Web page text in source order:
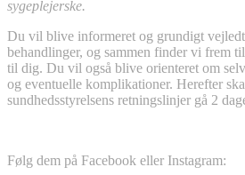
sygeplejerske.
Du vil blive informeret og grundigt
behandlinger, og sammen finder vi frem
til dig. Du vil også blive orienteret om
og eventuelle komplikationer. Herefter
sundhedsstyrelsens retningslinjer gå 2
Følg dem på Facebook eller Instagram: